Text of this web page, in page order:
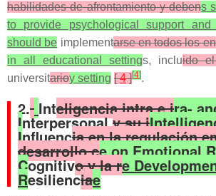
habilidades de afrontamiento y debens
to provide psychological support
should be implementarse en todos los
in all educational settings, incluido
universitarioy setting [4][4].
2. Inteligencia intra e ira-
Interpersonaly su i
Influencia en la regulación
desarrollo ce on Emotional
Cognitivo y la re
Resilienciae